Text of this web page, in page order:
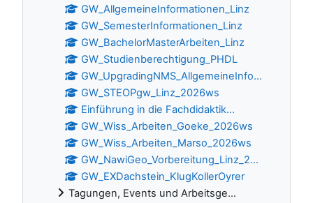
GW_AllgemeineInformationen_Linz
GW_SemesterInformationen_Linz
GW_BachelorMasterArbeiten_Linz
GW_Studienberechtigung_PHDL
GW_UpgradingNMS_AllgemeineInfo...
GW_STEOPgw_Linz_2026ws
Einführung in die Fachdidaktik...
GW_Wiss_Arbeiten_Goeke_2026ws
GW_Wiss_Arbeiten_Marso_2026ws
GW_NawiGeo_Vorbereitung_Linz_2...
GW_EXDachstein_KlugKollerOyrer
Tagungen, Events und Arbeitsge...